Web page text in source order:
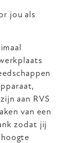
jou als
aan RVS
van een
zodat jij